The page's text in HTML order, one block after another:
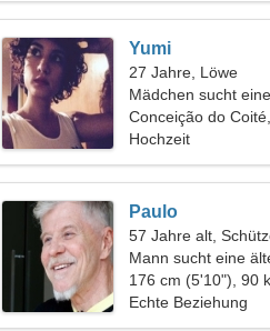
Yumi
27 Jahre, Löwe
Mädchen sucht
Conceição do
Hochzeit
Paulo
57 Jahre alt,
Mann sucht eine
176 cm (5'10"), 90
Echte Beziehung